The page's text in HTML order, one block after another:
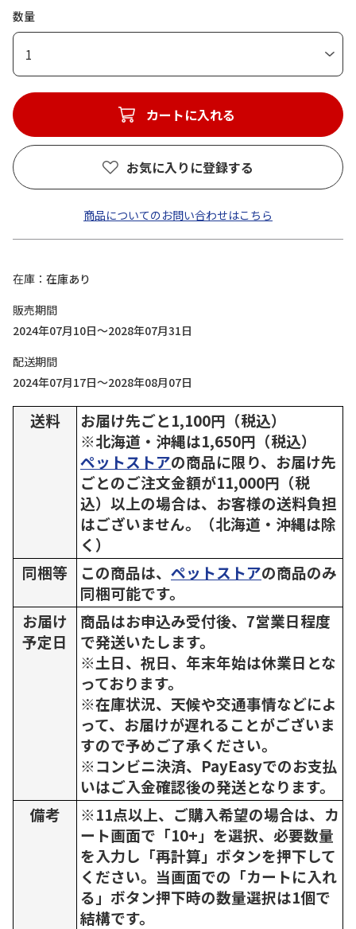
数量
1
カートに入れる
お気に入りに登録する
商品についてのお問い合わせはこちら
在庫
在庫あり
販売期間
2024年07月10日～2028年07月31日
配送期間
2024年07月17日～2028年08月07日
送料
お届け先ごと1,100円（税込）
※北海道・沖縄は1,650円（税込）
ペットストアの商品に限り、お届け先
ごとのご注文金額が11,000円（税
込）以上の場合は、お客様の送料負担
はございません。（北海道・沖縄は除
く）
同梱等
この商品は、 ペットストアの商品のみ
同梱可能です。
お届け
予定日
商品はお申込み受付後、7営業日程度
で発送いたします。
※土日、祝日、年末年始は休業日とな
っております。
※在庫状況、天候や交通事情などによ
って、お届けが遅れることがございま
すので予めご了承ください。
※コンビニ決済、PayEasyでのお支払
いはご入金確認後の発送となります。
備考
※11点以上、ご購入希望の場合は、カ
ート画面で「10+」を選択、必要数量
を入力し「再計算」ボタンを押下して
ください。当画面での「カートに入れ
る」ボタン押下時の数量選択は1個で
結構です。